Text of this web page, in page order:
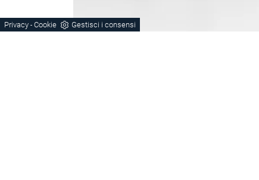
Privacy - Cookie Gestisci i consensi